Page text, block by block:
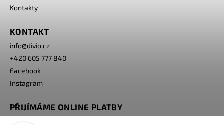
Kontakty
KONTAKT
info@divio.cz
+420 605 777 840
Facebook
Instagram
PŘIJÍMÁME ONLINE PLATBY